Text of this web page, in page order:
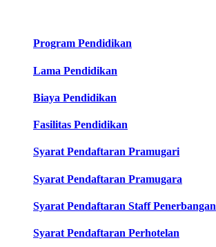
Program Pendidikan
Lama Pendidikan
Biaya Pendidikan
Fasilitas Pendidikan
Syarat Pendaftaran Pramugari
Syarat Pendaftaran Pramugara
Syarat Pendaftaran Staff Penerbangan
Syarat Pendaftaran Perhotelan